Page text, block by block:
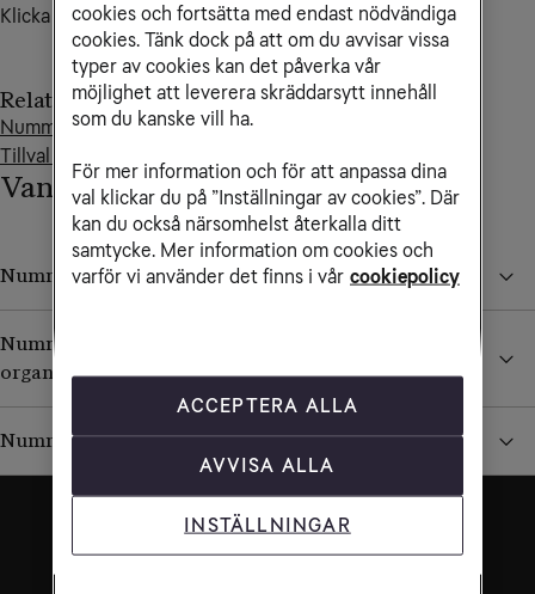
Klicka på alternativen nedan för att läsa mer.
Relaterade artiklar
Nummerflytt - Flytta ditt nummer till Tele2
Tillval och guider
Vanliga hinder
Nummerflytt vid bindningstid
Nummerflytt från annat person- eller
organisationsnummer
Nummerflytt vid oregistrerat kontantkort
cookies och fortsätta med endast nödvändiga
cookies. Tänk dock på att om du avvisar vissa
typer av cookies kan det påverka vår
möjlighet att leverera skräddarsytt innehåll
som du kanske vill ha.
För mer information och för att anpassa dina
val klickar du på ”Inställningar av cookies”. Där
kan du också närsomhelst återkalla ditt
samtycke. Mer information om cookies och
varför vi använder det finns i vår cookiepolicy
ACCEPTERA ALLA
AVVISA ALLA
INSTÄLLNINGAR